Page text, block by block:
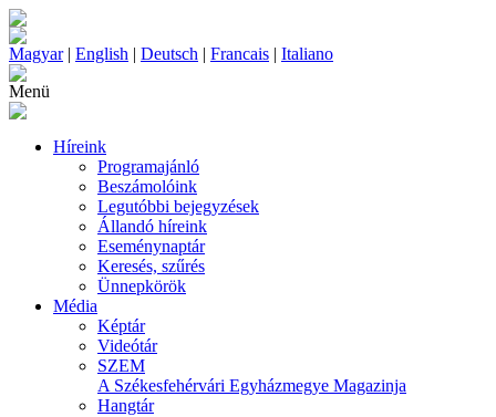
Magyar| English | Deutsch | Francais | Italiano
Menü
Híreink
Programajánló
Beszámolóink
Legutóbbi bejegyzések
Állandó híreink
Eseménynaptár
Keresés, szűrés
Ünnepkörök
Média
Képtár
Videótár
SZEM
A Székesfehérvári Egyházmegye Magazinja
Hangtár